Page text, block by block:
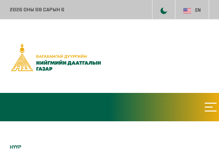
2026 ОНЫ 08 САРЫН 6 EN
НҮҮР